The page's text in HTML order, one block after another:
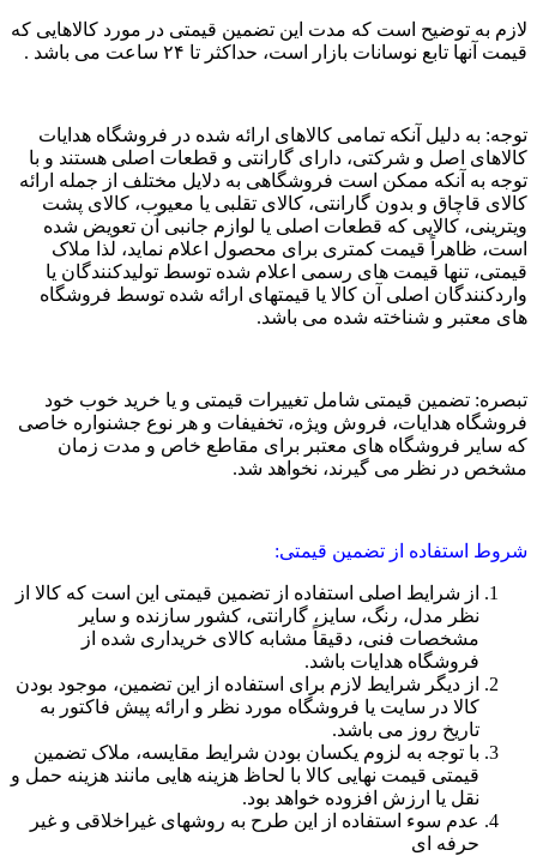
لازم به توضیح است که مدت این تضمین قیمتی در مورد کالاهایی که
قیمت آنها تابع نوسانات بازار است، حداکثر تا ۲۴ ساعت می باشد .
توجه: به دلیل آنکه تمامی کالاهای ارائه شده در فروشگاه هدایات
کالاهای اصل و شرکتی، دارای گارانتی و قطعات اصلی هستند و با
توجه به آنکه ممکن است فروشگاهی به دلایل مختلف از جمله ارائه
کالای قاچاق و بدون گارانتی، کالای تقلبی یا معیوب، کالای پشت
ویترینی، کالایی که قطعات اصلی یا لوازم جانبی آن تعویض شده
است، ظاهراً قیمت کمتری برای محصول اعلام نماید، لذا ملاک
قیمتی، تنها قیمت های رسمی اعلام شده توسط تولیدکنندگان یا
واردکنندگان اصلی آن کالا یا قیمتهای ارائه شده توسط فروشگاه
های معتبر و شناخته شده می باشد.
تبصره: تضمین قیمتی شامل تغییرات قیمتی و یا خرید خوب خود
فروشگاه هدایات، فروش ویژه، تخفیفات و هر نوع جشنواره خاصی
که سایر فروشگاه های معتبر برای مقاطع خاص و مدت زمان
مشخص در نظر می گیرند، نخواهد شد.
شروط استفاده از تضمین قیمتی:
از شرایط اصلی استفاده از تضمین قیمتی این است که کالا از
نظر مدل، رنگ، سایز، گارانتی، کشور سازنده و سایر
مشخصات فنی، دقیقاً مشابه کالای خریداری شده از
فروشگاه هدایات باشد.
از دیگر شرایط لازم برای استفاده از این تضمین، موجود بودن
کالا در سایت یا فروشگاه مورد نظر و ارائه پیش فاکتور به
تاریخ روز می باشد.
با توجه به لزوم یکسان بودن شرایط مقایسه، ملاک تضمین
قیمتی قیمت نهایی کالا با لحاظ هزینه هایی مانند هزینه حمل و
نقل یا ارزش افزوده خواهد بود.
عدم سوء استفاده از این طرح به روشهای غیراخلاقی و غیر
حرفه ای